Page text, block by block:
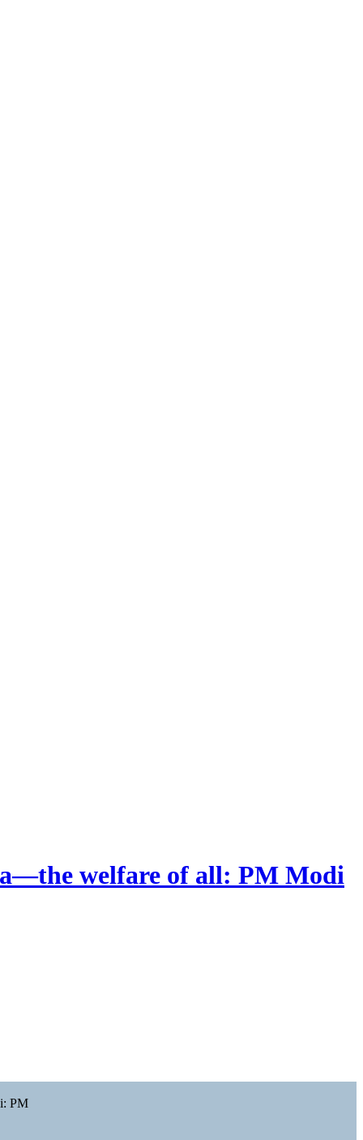
welfare of all: PM Modi
PM